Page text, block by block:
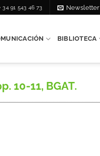
34 91 543 46 73 Newsletter
BIBLIOTECA
10-11, BGAT.